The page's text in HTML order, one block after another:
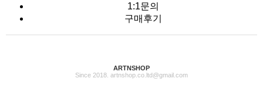
1:1문의
구매후기
ARTNSHOP
Since 2018. artnshop.co.ltd@gmail.com